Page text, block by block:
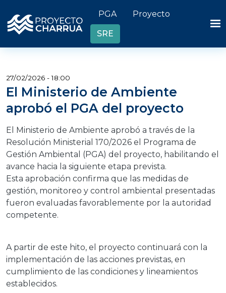
Header links
PGA Proyecto
SRE
27/02/2026 - 18:00
El Ministerio de Ambiente
aprobó el PGA del proyecto
El Ministerio de Ambiente aprobó a través de la
Resolución Ministerial 170/2026 el Programa de
Gestión Ambiental (PGA) del proyecto, habilitando el
avance hacia la siguiente etapa prevista.
Esta aprobación confirma que las medidas de
gestión, monitoreo y control ambiental presentadas
fueron evaluadas favorablemente por la autoridad
competente.
A partir de este hito, el proyecto continuará con la
implementación de las acciones previstas, en
cumplimiento de las condiciones y lineamientos
establecidos.